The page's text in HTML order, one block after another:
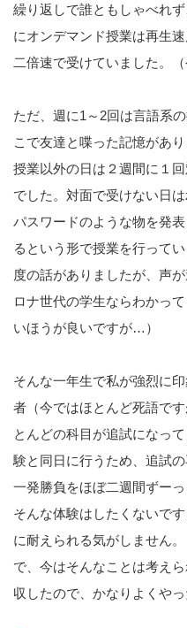
繰り返しで誰ともしゃべれ
にオンデマンド授業は再生
二倍速で受けていました。
ただ、週に1～2回は言語系
こで友達と喋った記憶があ
授業以外の日は２週間に１
でした。対面で受けない日
パスワードのような物を発
るという形で授業を行って
度の話がありましたが、声
ロナ世代の学生ならわかっ
いほうが良いですが…）
そんな一年生で私が強烈に
者（今ではほとんど死語で
とんどの科目が追試になっ
験と同日に行うため、追試
一発勝負をほぼ二週間ずー
そんな体験はしたくないで
に耐えられる気がしません
で、今はそんなことは考え
収したので、かなりよくやっ